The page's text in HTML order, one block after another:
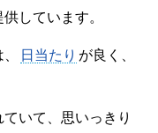
しています。
日当たり が良く、
いて、思いっきり